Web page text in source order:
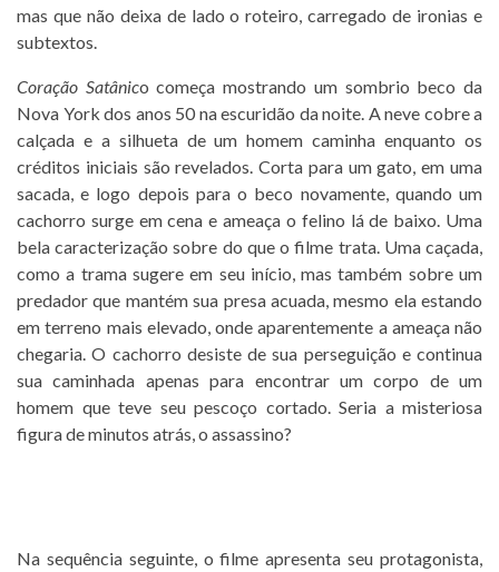
mas que não deixa de lado o roteiro, carregado de ironias e
subtextos.
Coração Satânico começa mostrando um sombrio beco da
Nova York dos anos 50 na escuridão da noite. A neve cobre a
calçada e a silhueta de um homem caminha enquanto os
créditos iniciais são revelados. Corta para um gato, em uma
sacada, e logo depois para o beco novamente, quando um
cachorro surge em cena e ameaça o felino lá de baixo. Uma
bela caracterização sobre do que o filme trata. Uma caçada,
como a trama sugere em seu início, mas também sobre um
predador que mantém sua presa acuada, mesmo ela estando
em terreno mais elevado, onde aparentemente a ameaça não
chegaria. O cachorro desiste de sua perseguição e continua
sua caminhada apenas para encontrar um corpo de um
homem que teve seu pescoço cortado. Seria a misteriosa
figura de minutos atrás, o assassino?
Na sequência seguinte, o filme apresenta seu protagonista,